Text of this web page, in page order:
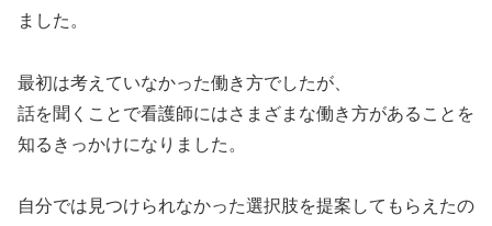
ました。
最初は考えていなかった働き方でしたが、
話を聞くことで看護師にはさまざまな働き方があることを
知るきっかけになりました。
自分では見つけられなかった選択肢を提案してもらえたの